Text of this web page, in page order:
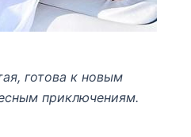
готова к новым
приключениям.